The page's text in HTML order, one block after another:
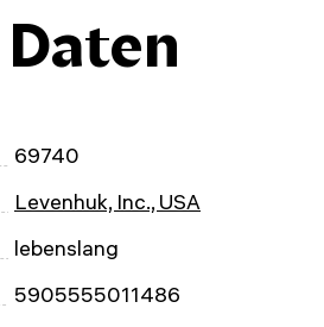
69740
Levenhuk, Inc., USA
lebenslang
5905555011486